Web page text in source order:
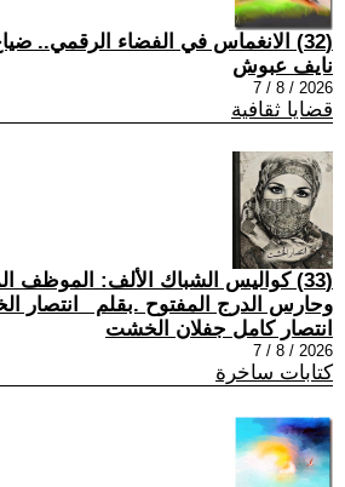
(32) الانغماس في الفضاء الرقمي.. ضياع واستلاب
نايف عبوش
2026 / 8 / 7
قضايا ثقافية
(33) كواليس الشباك الألف: الموظف
وحارس الدرج المفتوح .بقلم _انتصار
انتصار كامل جفلان الخشت
2026 / 8 / 7
كتابات ساخرة